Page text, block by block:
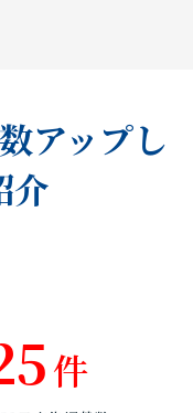
アップし
介
件